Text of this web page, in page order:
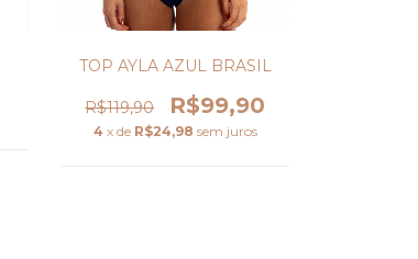
TOP AYLA AZUL BRASIL
R$119,90 R$99,90
4 x de R$24,98 sem juros